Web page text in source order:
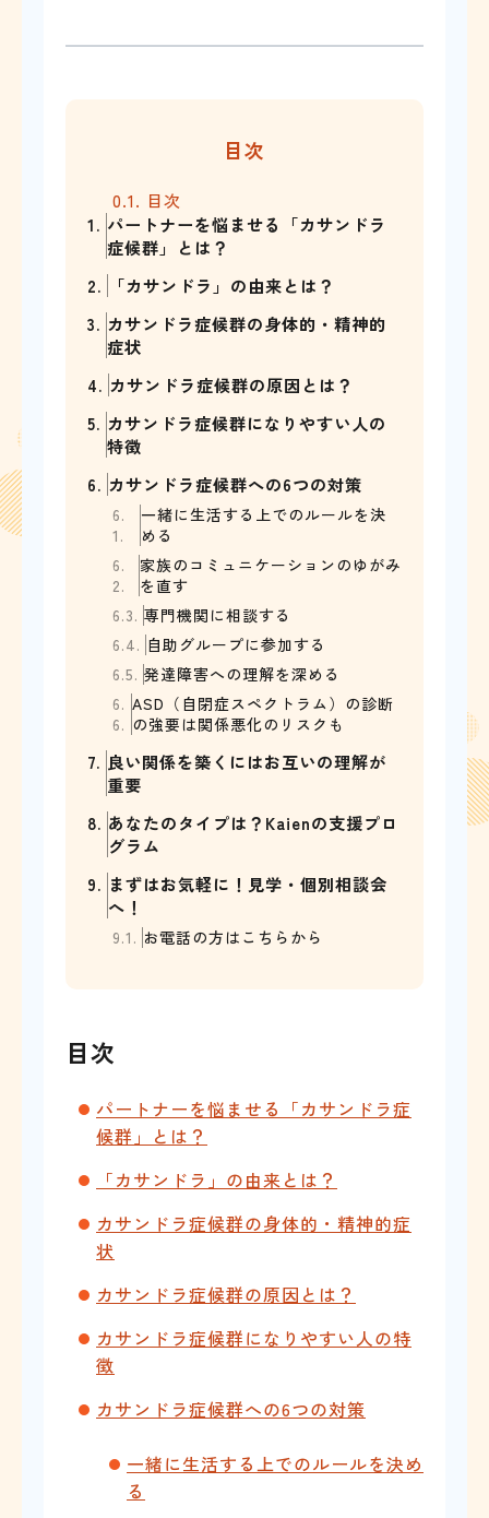
目次
0.1. 目次
1. パートナーを悩ませる「カサンドラ
症候群」とは？
2.
「カサンドラ」の由来とは？
3. カサンドラ症候群の身体的・精神的
症状
4. カサンドラ症候群の原因とは？
5. カサンドラ症候群になりやすい人の
特徴
6. カサンドラ症候群への6つの対策
6.
1.
一緒に生活する上でのルールを決
める
6.
2.
家族のコミュニケーションのゆがみ
を直す
6.3. 専門機関に相談する
6.4. 自助グループに参加する
6.5. 発達障害への理解を深める
6.
6.
ASD（自閉症スペクトラム）の診断
の強要は関係悪化のリスクも
7. 良い関係を築くにはお互いの理解が
重要
8. あなたのタイプは？Kaienの支援プロ
グラム
9. まずはお気軽に！見学・個別相談会
へ！
9.1. お電話の方はこちらから
目次
パートナーを悩ませる「カサンドラ症
候群」とは？
「カサンドラ」の由来とは？
カサンドラ症候群の身体的・精神的症
状
カサンドラ症候群の原因とは？
カサンドラ症候群になりやすい人の特
徴
カサンドラ症候群への6つの対策
一緒に生活する上でのルールを決め
る